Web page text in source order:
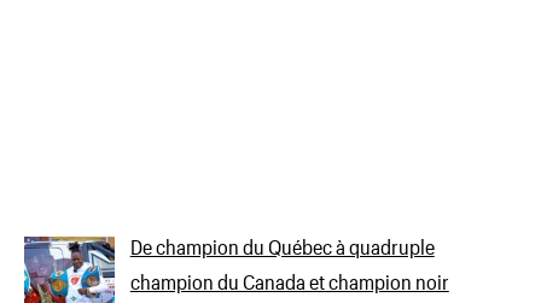
De champion du Québec à quadruple
champion du Canada et champion noir